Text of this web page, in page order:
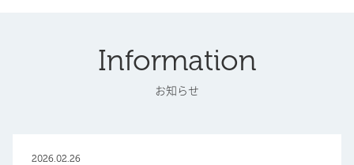
Information
お知らせ
2026.02.26